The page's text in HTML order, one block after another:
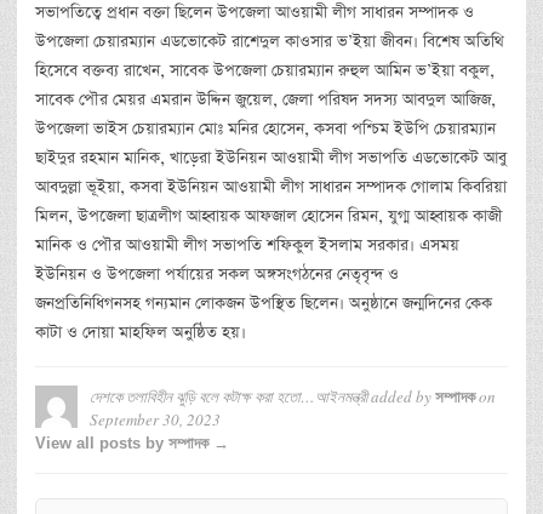
সভাপতিত্বে প্রধান বক্তা ছিলেন উপজেলা আওয়ামী লীগ সাধারন সম্পাদক ও
উপজেলা চেয়ারম্যান এডভোকেট রাশেদুল কাওসার ভ’ইয়া জীবন। বিশেষ অতিথি
হিসেবে বক্তব্য রাখেন, সাবেক উপজেলা চেয়ারম্যান রুহুল আমিন ভ’ইয়া বকুল,
সাবেক পৌর মেয়র এমরান উদ্দিন জুয়েল, জেলা পরিষদ সদস্য আবদুল আজিজ,
উপজেলা ভাইস চেয়ারম্যান মোঃ মনির হোসেন, কসবা পশ্চিম ইউপি চেয়ারম্যান
ছাইদুর রহমান মানিক, খাড়েরা ইউনিয়ন আওয়ামী লীগ সভাপতি এডভোকেট আবু
আবদুল্লা ভূইয়া, কসবা ইউনিয়ন আওয়ামী লীগ সাধারন সম্পাদক গোলাম কিবরিয়া
মিলন, উপজেলা ছাত্রলীগ আহ্বায়ক আফজাল হোসেন রিমন, যুগ্ম আহ্বায়ক কাজী
মানিক ও পৌর আওয়ামী লীগ সভাপতি শফিকুল ইসলাম সরকার। এসময়
ইউনিয়ন ও উপজেলা পর্যায়ের সকল অঙ্গসংগঠনের নেতৃবৃন্দ ও
জনপ্রতিনিধিগনসহ গন্যমান লোকজন উপস্থিত ছিলেন। অনুষ্ঠানে জন্মদিনের কেক
কাটা ও দোয়া মাহফিল অনুষ্ঠিত হয়।
দেশকে তলাবিহীন ঝুড়ি বলে কটাক্ষ করা হতো…আইনমন্ত্রীadded by সম্পাদকon
September 30, 2023
View all posts by সম্পাদক →